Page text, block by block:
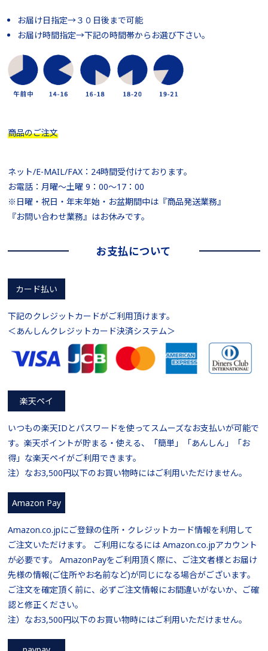
お届け日指定→３０日後まで可能
お届け時間指定→下記の時間帯からお選び下さい。
商品のご注文
ネット/E-MAIL/FAX：24時間受付けております。
お電話：月曜～土曜 9：00～17：00
※日曜・祝日・年末年始・お盆期間中は『商品発送業務』
『お問い合わせ業務』はお休みです。
お支払について
カード払い
下記のクレジットカードがご利用頂けます。
＜あんしんクレジットカード決済システム＞
楽天ペイ
いつもの楽天IDとパスワードを使ってスムーズなお支払いが可能で
す。楽天ポイントが貯まる・使える、「簡単」「あんしん」「お
得」な楽天ペイがご利用できます。
注）なお3,500円以下のお買い物時にはご利用いただけません。
Amazon Pay
Amazon.co.jpにご登録の住所・クレジットカード情報を利用して
ご注文いただけます。 ご利用になるには Amazon.co.jpアカウント
が必要です。 AmazonPayをご利用頂く際に、ご注文者様とお届け
先様の情報(ご住所やお名前など)が同じになる場合がございます。
ご注文を確定頂く前に、必ずご注文情報にお間違いがないか、ご確
認と修正ください。
注）なお3,500円以下のお買い物時にはご利用いただけません。